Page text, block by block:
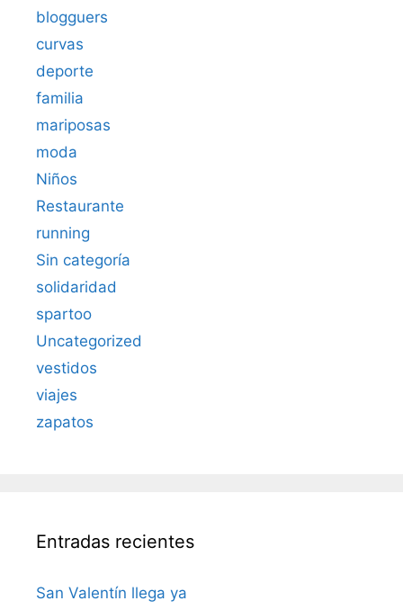
blogguers
curvas
deporte
familia
mariposas
moda
Niños
Restaurante
running
Sin categoría
solidaridad
spartoo
Uncategorized
vestidos
viajes
zapatos
Entradas recientes
San Valentín llega ya